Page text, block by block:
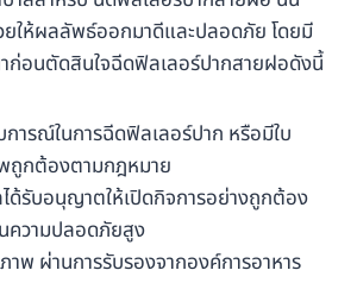
ให้ผลลัพธ์ออกมาดีและปลอดภัย โดยมี
ก่อนตัดสินใจฉีดฟิลเลอร์ปากสายฝอดังนี้
ารณ์ในการฉีดฟิลเลอร์ปาก หรือมีใบ
ถูกต้องตามกฎหมาย
ด้รับอนุญาตให้เปิดกิจการอย่างถูกต้อง
ความปลอดภัยสูง
พ ผ่านการรับรองจากองค์การอาหาร